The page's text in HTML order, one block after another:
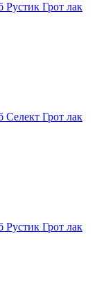
Грот лак
Грот лак
Грот лак